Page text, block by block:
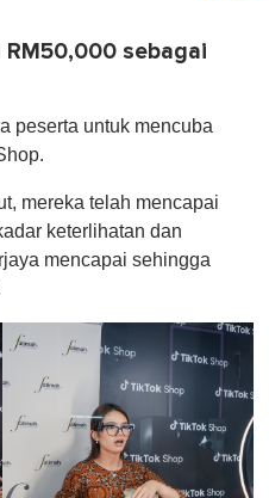
RM50,000 sebagai
peserta untuk mencuba
mereka telah mencapai
keterlihatan dan
mencapai sehingga